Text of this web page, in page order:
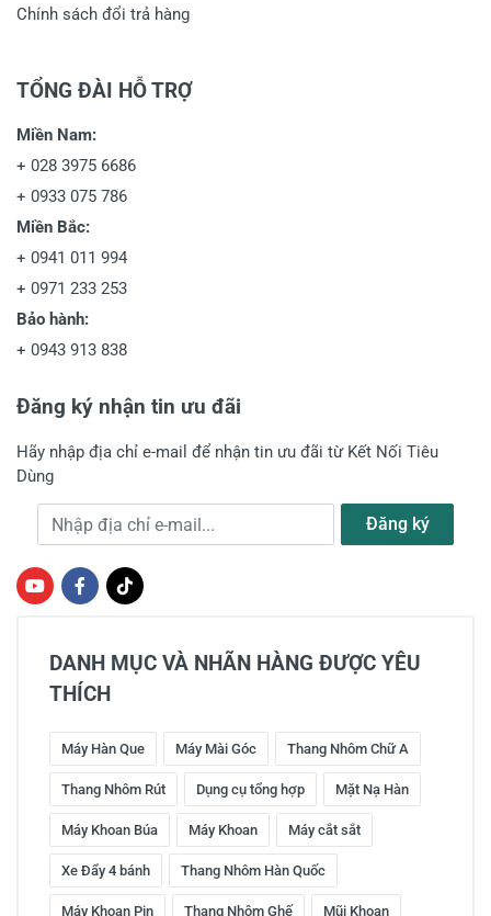
Chính sách đổi trả hàng
TỔNG ĐÀI HỖ TRỢ
Miền Nam:
+ 028 3975 6686
+ 0933 075 786
Miền Bắc:
+ 0941 011 994
+ 0971 233 253
Bảo hành:
+ 0943 913 838
Đăng ký nhận tin ưu đãi
Hãy nhập địa chỉ e-mail để nhận tin ưu đãi từ Kết Nối Tiêu
Dùng
Địa chỉ e-mail Đăng ký
DANH MỤC VÀ NHÃN HÀNG ĐƯỢC YÊU
THÍCH
Máy Hàn Que Máy Mài Góc Thang Nhôm Chữ A
Thang Nhôm Rút Dụng cụ tổng hợp Mặt Nạ Hàn
Máy Khoan Búa Máy Khoan Máy cắt sắt
Xe Đẩy 4 bánh Thang Nhôm Hàn Quốc
Máy Khoan Pin Thang Nhôm Ghế Mũi Khoan